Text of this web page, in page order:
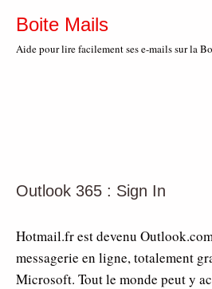
Boite Mails
Aide pour lire facilement ses e-mails sur la
Outlook 365 : Sign In
Hotmail.fr est devenu
messagerie en ligne, totalement
Microsoft. Tout le monde peut y